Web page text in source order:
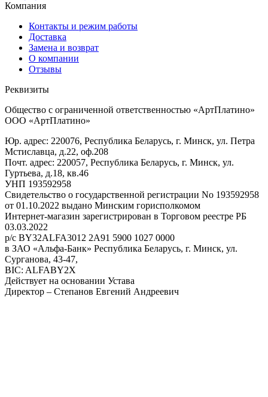
Компания
Контакты и режим работы
Доставка
Замена и возврат
О компании
Отзывы
Реквизиты
Общество с ограниченной ответственностью «АртПлатино»
ООО «АртПлатино»
Юр. адрес: 220076, Республика Беларусь, г. Минск, ул. Петра
Мстиславца, д.22, оф.208
Почт. адрес: 220057, Республика Беларусь, г. Минск, ул.
Гуртьева, д.18, кв.46
УНП 193592958
Свидетельство о государственной регистрации No 193592958
от 01.10.2022 выдано Минским горисполкомом
Интернет-магазин зарегистрирован в Торговом реестре РБ
03.03.2022
р/с BY32ALFA3012 2A91 5900 1027 0000
в ЗАО «Альфа-Банк» Республика Беларусь, г. Минск, ул.
Сурганова, 43-47,
BIC: ALFABY2X
Действует на основании Устава
Директор – Степанов Евгений Андреевич